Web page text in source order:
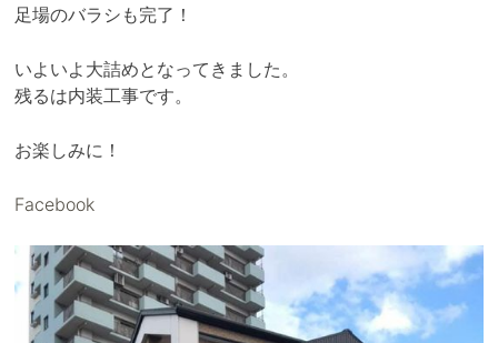
足場のバラシも完了！
いよいよ大詰めとなってきました。
残るは内装工事です。
お楽しみに！
Facebook